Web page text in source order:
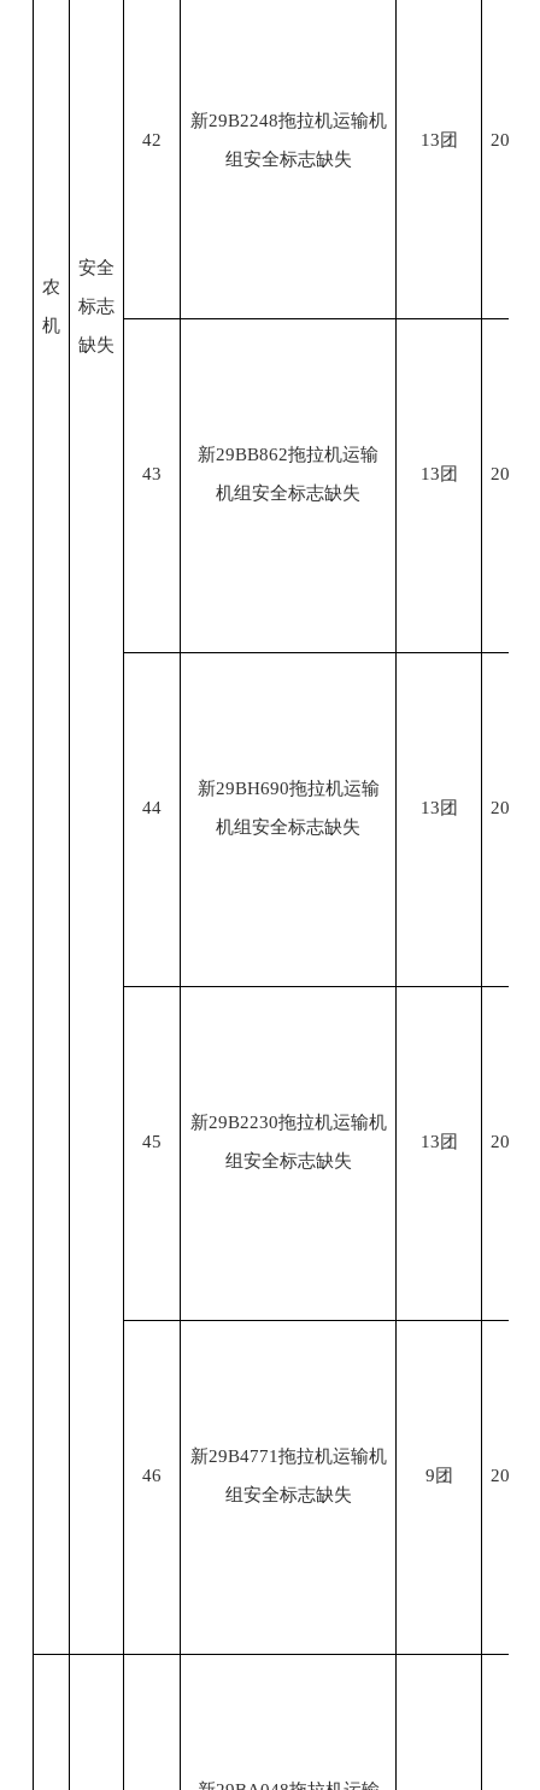
农
机
安全
标志
缺失
42
新29B2248拖拉机运输机
组安全标志缺失
13团
43
新29BB862拖拉机运输
机组安全标志缺失
13团
44
新29BH690拖拉机运输
机组安全标志缺失
13团
45
新29B2230拖拉机运输机
组安全标志缺失
13团
46
新29B4771拖拉机运输机
组安全标志缺失
9团